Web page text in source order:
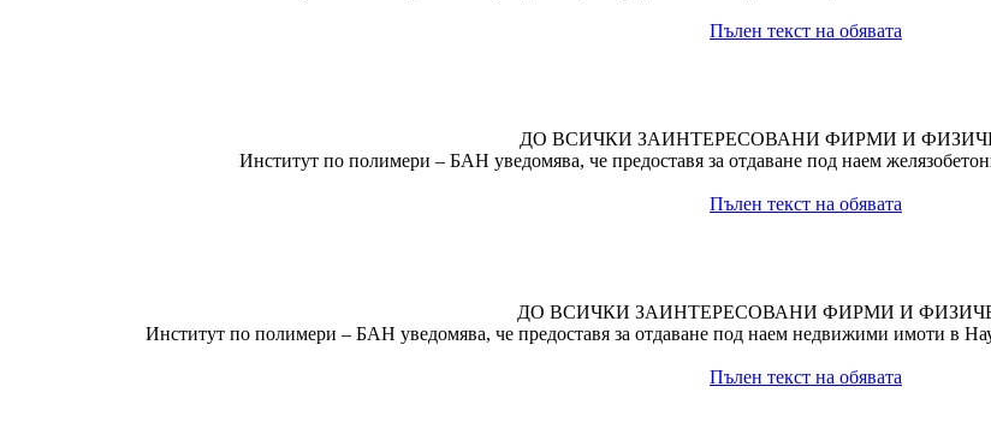
Пълен текст на обявата
ДО ВСИЧКИ ЗАИНТЕРЕСОВАНИ ФИРМИ И
Институт по полимери – БАН уведомява, че предоставя за отдаване под наем
Пълен текст на обявата
ДО ВСИЧКИ ЗАИНТЕРЕСОВАНИ ФИРМИ И
Институт по полимери – БАН уведомява, че предоставя за отдаване под наем недвижими имоти в
Пълен текст на обявата